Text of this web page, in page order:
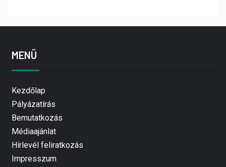
MENÜ
Kezdőlap
Pályázatírás
Bemutatkozás
Médiaajánlat
Hírlevél feliratkozás
Impresszum